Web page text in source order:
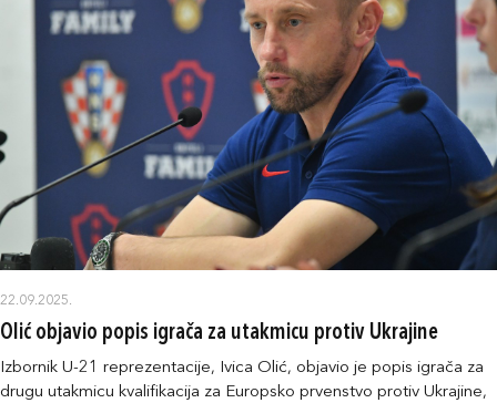
22.09.2025.
Olić objavio popis igrača za utakmicu protiv Ukrajine
Izbornik U-21 reprezentacije, Ivica Olić, objavio je popis igrača za
drugu utakmicu kvalifikacija za Europsko prvenstvo protiv Ukrajine,